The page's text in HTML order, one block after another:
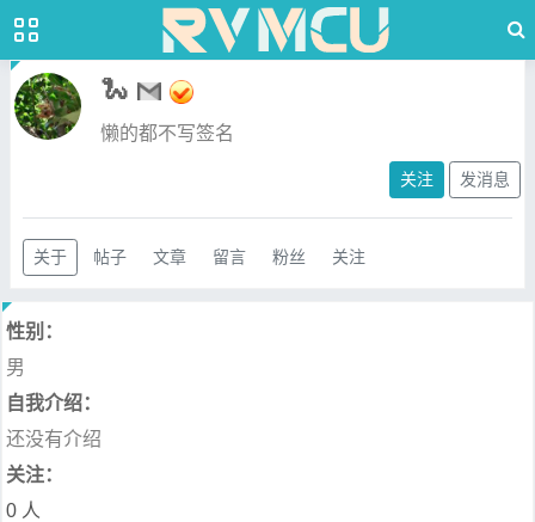
🐍
懒的都不写签名
关注 发消息
关于 帖子 文章 留言 粉丝 关注
性别：
男
自我介绍：
还没有介绍
关注：
0 人